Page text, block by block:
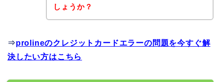
しょうか？
⇒prolineのクレジットカードエラーの問題を今すぐ解
決したい方はこちら